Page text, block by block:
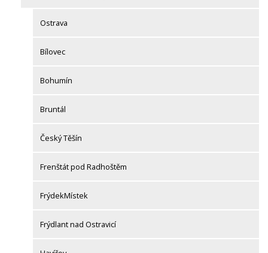
Ostrava
Bílovec
Bohumín
Bruntál
Český Těšín
Frenštát pod Radhoštěm
FrýdekMístek
Frýdlant nad Ostravicí